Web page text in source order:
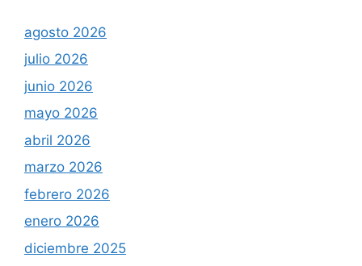
agosto 2026
julio 2026
junio 2026
mayo 2026
abril 2026
marzo 2026
febrero 2026
enero 2026
diciembre 2025